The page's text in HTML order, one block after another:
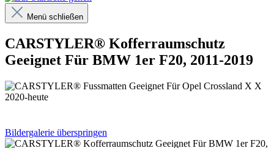
Menü schließen
CARSTYLER® Kofferraumschutz
Geeignet Für BMW 1er F20, 2011-2019
Bildergalerie überspringen